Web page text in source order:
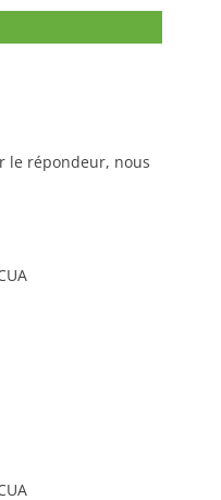
le répondeur, nous